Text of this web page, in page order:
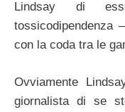
Lindsay di
tossicodipendenza
con la coda tra le
Ovviamente
giornalista di se